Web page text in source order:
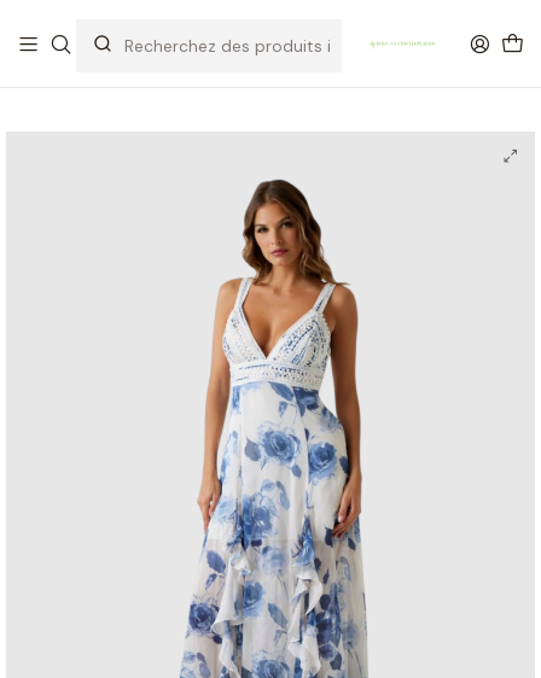
OFERTA DE PORTES DE ENVIO em compras para Portugal superiores a
80€ de artigos sem promoção